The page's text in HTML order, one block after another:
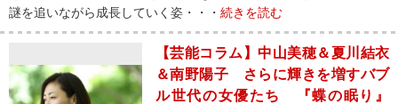
謎を追いながら成長していく姿・・・ 続きを読む
【芸能コラム】中山美穂＆夏川結衣
＆南野陽子 さらに輝きを増すバブ
ル世代の女優たち 『蝶の眠り』